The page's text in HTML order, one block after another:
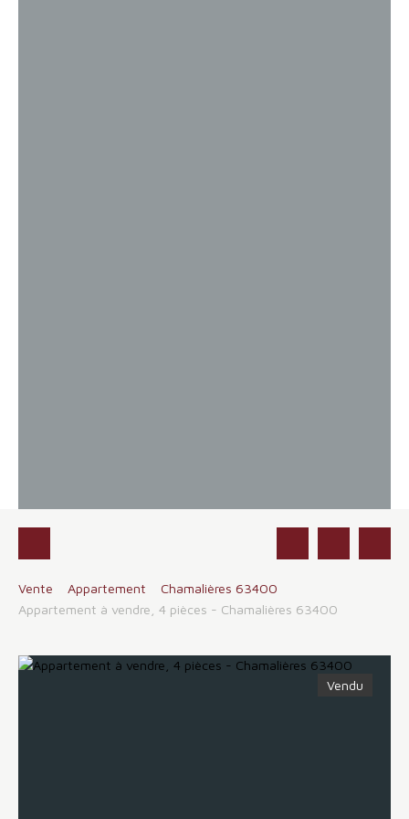
Vente Appartement
Chamalières 63400
Appartement à vendre, 4 pièces - Chamalières 63400
Vendu